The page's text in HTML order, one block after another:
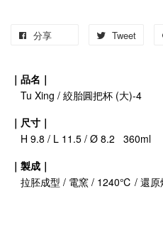
分享 Tweet
｜品名｜
Tu Xing / 絞胎圓把杯 (大)-4
｜尺寸｜
H 9.8 / L 11.5 / Ø 8.2 360ml
｜製成｜
拉胚成型 / 電窯 / 1240℃ / 還原